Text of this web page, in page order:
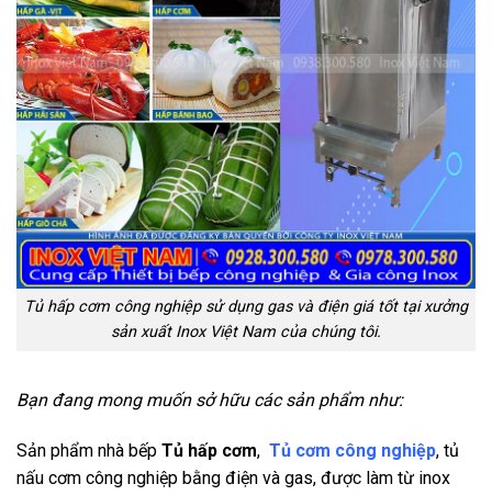
Tủ hấp cơm công nghiệp sử dụng gas và điện giá tốt tại xưởng
sản xuất Inox Việt Nam của chúng tôi.
Bạn đang mong muốn sở hữu các sản phẩm như:
Sản phẩm nhà bếp Tủ hấp cơm, Tủ cơm công nghiệp, tủ
nấu cơm công nghiệp bằng điện và gas, được làm từ inox